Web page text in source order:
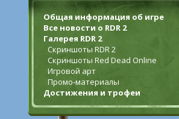
Общая информация об игре
Все новости о RDR 2
Галерея RDR 2
Скриншоты RDR 2
Скриншоты Red Dead Online
Игровой арт
Промо-материалы
Достижения и трофеи